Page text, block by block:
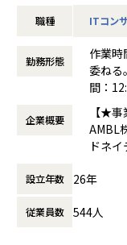
＜HP掲載＞
mes.jp/main/html/
・AMBLの社長自ら
について：https://
■本ポジションの魅
-部門横断での事業
・高難易度/大規模PJ
業、大手SI企業など
＜主な業務内容＞
・大手企業向けDX/
- 業務・システム課
行計画策定まで一連
- クラウド・デー
O）
ホルダーコントロール
職種 ITコン
勤務形態
作業時
委ねる。 ・勤務時間：9:30～18:30 ・
間：
働き方
時間
休憩時
企業概要
【★事
AMBL
ドネ
メーシ
ィブな
設立年数 26年
従業員数 544人